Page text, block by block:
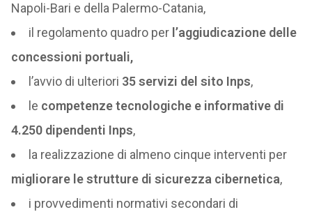
Napoli-Bari e della Palermo-Catania,
il regolamento quadro perl’aggiudicazione delle
concessioni portuali,
l’avvio di ulteriori 35 servizi del sito Inps,
le competenze tecnologiche e informative di
4.250 dipendenti Inps,
la realizzazione di almeno cinque interventi per
migliorare le strutture di sicurezza cibernetica,
i provvedimenti normativi secondari di